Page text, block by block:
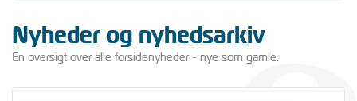
Nyheder og nyhedsarkiv
En oversigt over alle forsidenyheder - nye som gamle.